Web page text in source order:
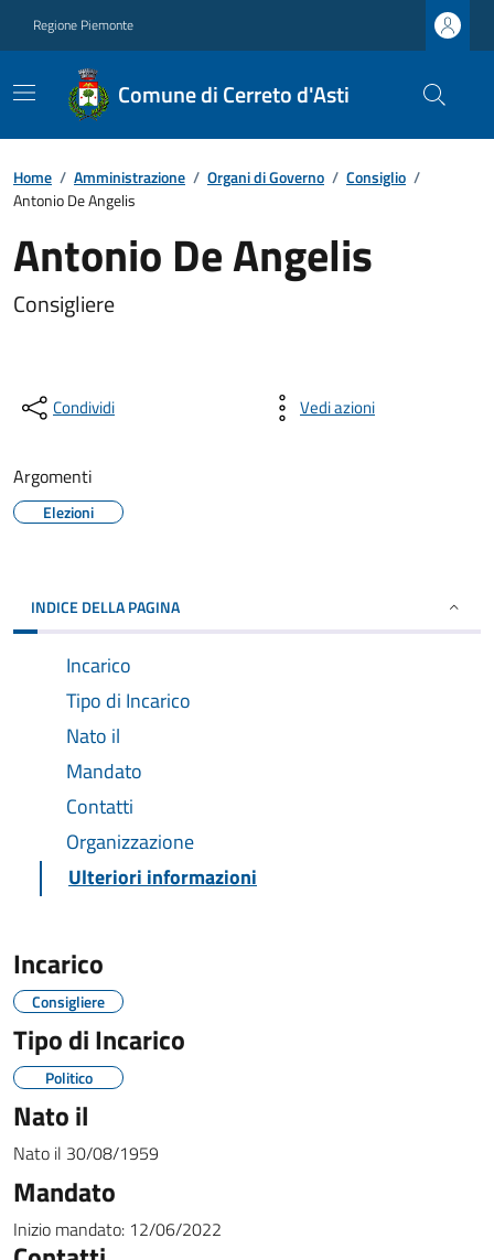
Regione Piemonte
Comune di Cerreto d'Asti
Home / Amministrazione / Organi di Governo / Consiglio /
Antonio De Angelis
Antonio De Angelis
Consigliere
Condividi Vedi azioni
Argomenti
Elezioni
INDICE DELLA PAGINA
Incarico
Tipo di Incarico
Nato il
Mandato
Contatti
Organizzazione
Ulteriori informazioni
Incarico
Consigliere
Tipo di Incarico
Politico
Nato il
Nato il 30/08/1959
Mandato
Inizio mandato: 12/06/2022